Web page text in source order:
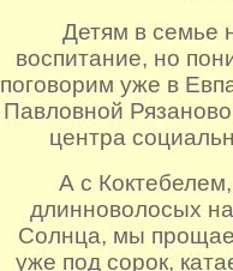
Детям в семье
воспитание, но
поговорим уже в
Павловной
центра
А с
длинноволосых
Солнца, мы
уже под сорок,